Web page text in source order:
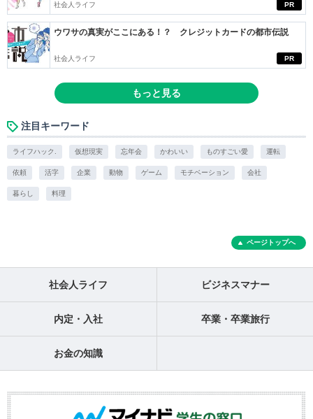
PR
社会人ライフ
PR
ウワサの真実がここにある！？ クレジットカードの都市伝説
社会人ライフ
もっと見る
注目キーワード
ライフハック. 仮想現実 忘年会 かわいい ものすごい愛 運転
依頼 活字 企業 動物 ゲーム モチベーション 会社
暮らし 料理
ページトップへ
社会人ライフ ビジネスマナー
内定・入社 卒業・卒業旅行
お金の知識